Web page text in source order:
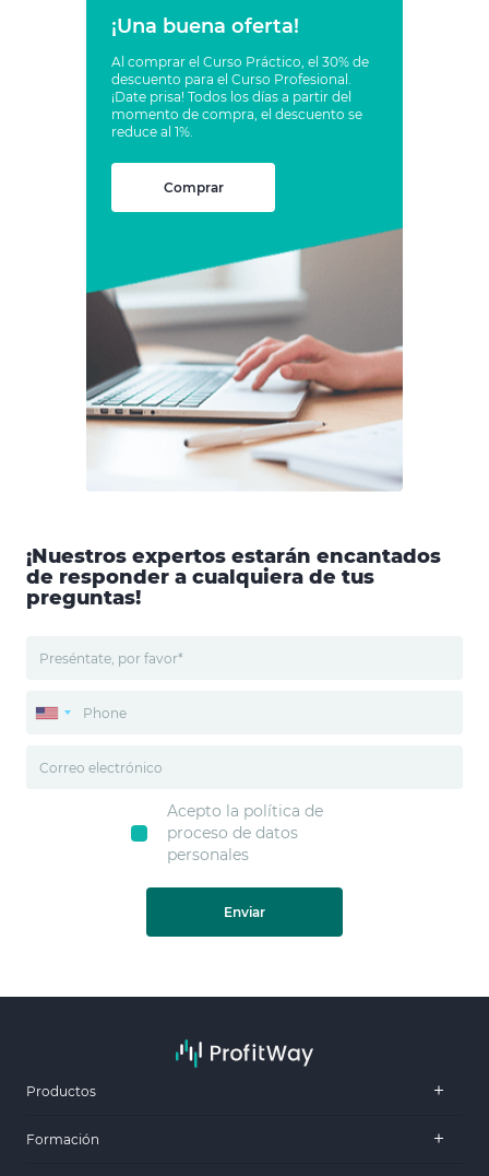
¡Una buena oferta!
Al comprar el Curso Práctico, el 30% de
descuento para el Curso Profesional.
¡Date prisa! Todos los días a partir del
momento de compra, el descuento se
reduce al 1%.
Comprar
¡Nuestros expertos estarán encantados
de responder a cualquiera de tus
preguntas!
Acepto la política de
proceso de datos
personales
Enviar
Productos
Formación